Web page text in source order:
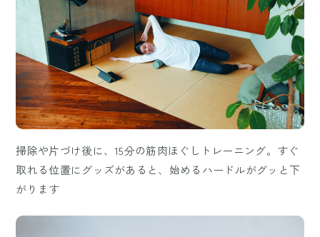
掃除や片づけ後に、15分の筋肉ほぐしトレーニング。すぐ
取れる位置にグッズがあると、始めるハードルがグッと下
がります